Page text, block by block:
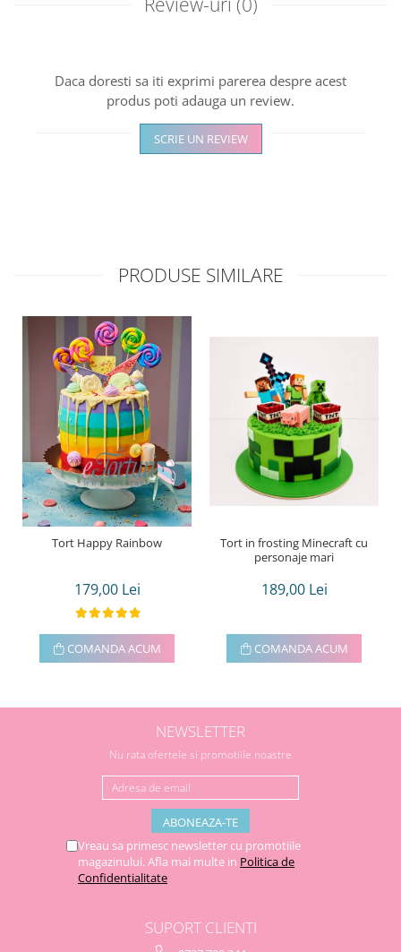
Daca doresti sa iti exprimi parerea despre acest
produs poti adauga un review.
SCRIE UN REVIEW
PRODUSE SIMILARE
Tort Happy Rainbow
179,00 Lei
COMANDA ACUM
Tort in frosting Minecraft cu
personaje mari
189,00 Lei
COMANDA ACUM
NEWSLETTER
Nu rata ofertele si promotiile noastre
Vreau sa primesc newsletter cu promotiile
magazinului. Afla mai multe in Politica de
Confidentialitate
SUPORT CLIENTI